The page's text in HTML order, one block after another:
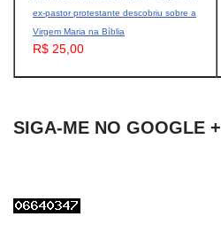
ex-pastor protestante descobriu sobre a
Virgem Maria na Bíblia
R$ 25,00
SIGA-ME NO GOOGLE +